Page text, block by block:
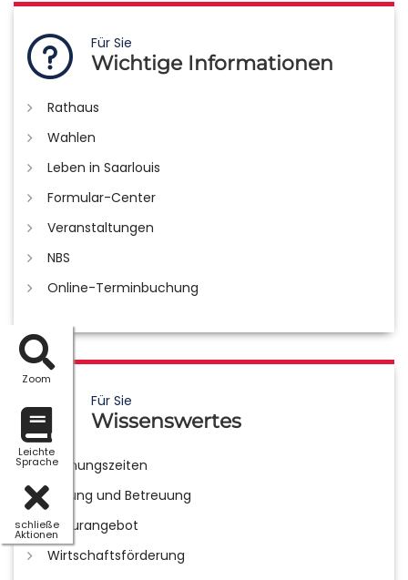
Zoom
Leichte
Sprache
schließe
Aktionen
Für Sie
Wichtige Informationen
Rathaus
Wahlen
Leben in Saarlouis
Formular-Center
Veranstaltungen
NBS
Online-Terminbuchung
Für Sie
Wissenswertes
Öffnungszeiten
Bildung und Betreuung
Kulturangebot
Wirtschaftsförderung